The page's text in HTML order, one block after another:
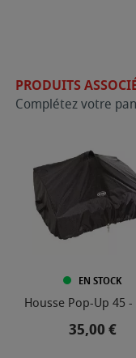
PRODUITS
Complétez votre
EN STOCK
Housse Pop-Up 45 -
Prix
35,00 €